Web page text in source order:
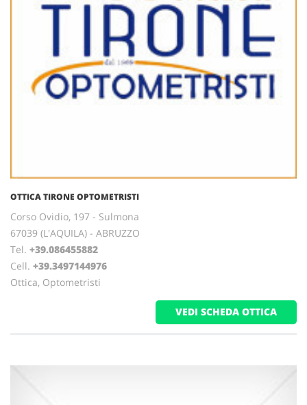
OTTICA TIRONE OPTOMETRISTI
Corso Ovidio, 197 - Sulmona
67039 (L'AQUILA) - ABRUZZO
Tel. +39.086455882
Cell. +39.3497144976
Ottica, Optometristi
VEDI SCHEDA OTTICA